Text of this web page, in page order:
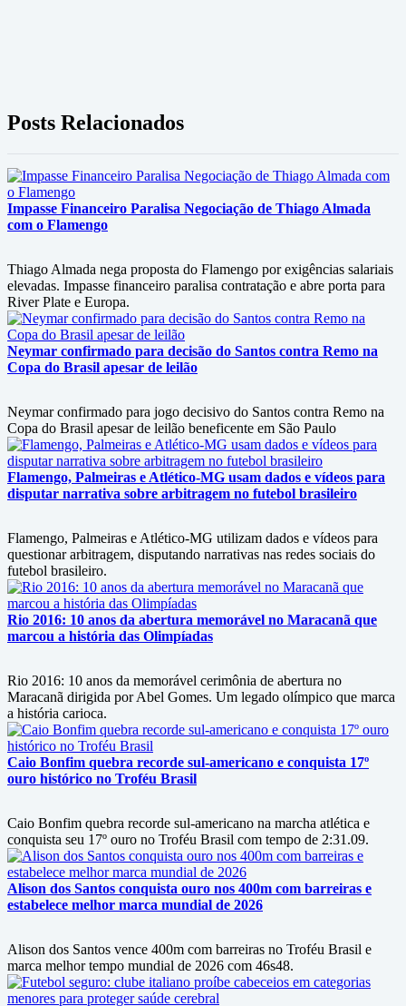
Posts Relacionados
Impasse Financeiro Paralisa Negociação de Thiago Almada
com o Flamengo
Thiago Almada nega proposta do Flamengo por exigências salariais
elevadas. Impasse financeiro paralisa contratação e abre porta para
River Plate e Europa.
Neymar confirmado para decisão do Santos contra Remo na
Copa do Brasil apesar de leilão
Neymar confirmado para jogo decisivo do Santos contra Remo na
Copa do Brasil apesar de leilão beneficente em São Paulo
Flamengo, Palmeiras e Atlético-MG usam dados e vídeos para
disputar narrativa sobre arbitragem no futebol brasileiro
Flamengo, Palmeiras e Atlético-MG utilizam dados e vídeos para
questionar arbitragem, disputando narrativas nas redes sociais do
futebol brasileiro.
Rio 2016: 10 anos da abertura memorável no Maracanã que
marcou a história das Olimpíadas
Rio 2016: 10 anos da memorável cerimônia de abertura no
Maracanã dirigida por Abel Gomes. Um legado olímpico que marca
a história carioca.
Caio Bonfim quebra recorde sul-americano e conquista 17º
ouro histórico no Troféu Brasil
Caio Bonfim quebra recorde sul-americano na marcha atlética e
conquista seu 17º ouro no Troféu Brasil com tempo de 2:31.09.
Alison dos Santos conquista ouro nos 400m com barreiras e
estabelece melhor marca mundial de 2026
Alison dos Santos vence 400m com barreiras no Troféu Brasil e
marca melhor tempo mundial de 2026 com 46s48.